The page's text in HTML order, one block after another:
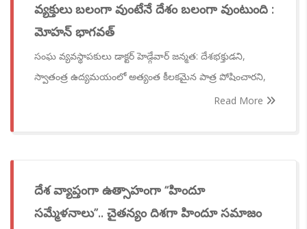
వ్యక్తులు బలంగా వుంటేనే దేశం బలంగా వుంటుంది :
మోహన్ భాగవత్
సంఘ వ్యవస్థాపకులు డాక్టర్ హెడ్గేవార్ జన్మత: దేశభక్తుడని,
స్వాతంత్ర ఉద్యమయంలో అత్యంత కీలకమైన పాత్ర పోషించారని,
Read More
దేశ వ్యాప్తంగా ఉత్సాహంగా ‘‘హిందూ
సమ్మేళనాలు’’.. చైతన్యం దిశగా హిందూ సమాజం